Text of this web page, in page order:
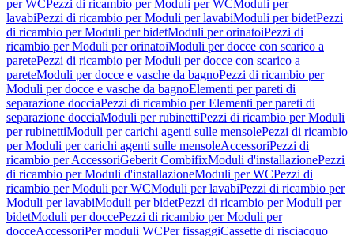
per WCPezzi di ricambio per Moduli per WCModuli per
lavabiPezzi di ricambio per Moduli per lavabiModuli per bidetPezzi
di ricambio per Moduli per bidetModuli per orinatoiPezzi di
ricambio per Moduli per orinatoiModuli per docce con scarico a
paretePezzi di ricambio per Moduli per docce con scarico a
pareteModuli per docce e vasche da bagnoPezzi di ricambio per
Moduli per docce e vasche da bagnoElementi per pareti di
separazione docciaPezzi di ricambio per Elementi per pareti di
separazione docciaModuli per rubinettiPezzi di ricambio per Moduli
per rubinettiModuli per carichi agenti sulle mensolePezzi di ricambio
per Moduli per carichi agenti sulle mensoleAccessoriPezzi di
ricambio per AccessoriGeberit CombifixModuli d'installazionePezzi
di ricambio per Moduli d'installazioneModuli per WCPezzi di
ricambio per Moduli per WCModuli per lavabiPezzi di ricambio per
Moduli per lavabiModuli per bidetPezzi di ricambio per Moduli per
bidetModuli per doccePezzi di ricambio per Moduli per
docceAccessoriPer moduli WCPer fissaggiCassette di risciacquo